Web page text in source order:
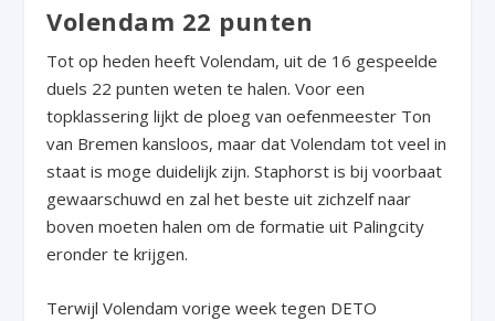
Volendam 22 punten
Tot op heden heeft Volendam, uit de 16 gespeelde
duels 22 punten weten te halen. Voor een
topklassering lijkt de ploeg van oefenmeester Ton
van Bremen kansloos, maar dat Volendam tot veel in
staat is moge duidelijk zijn. Staphorst is bij voorbaat
gewaarschuwd en zal het beste uit zichzelf naar
boven moeten halen om de formatie uit Palingcity
eronder te krijgen.
Terwijl Volendam vorige week tegen DETO